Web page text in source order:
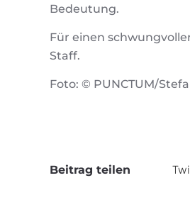
Bedeutung.
Für einen
Staff.
Foto: © PUNCTUM/
Beitrag teilen